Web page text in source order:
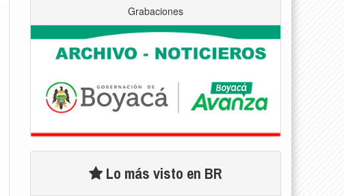
Grabaciones
Lo más visto en BR